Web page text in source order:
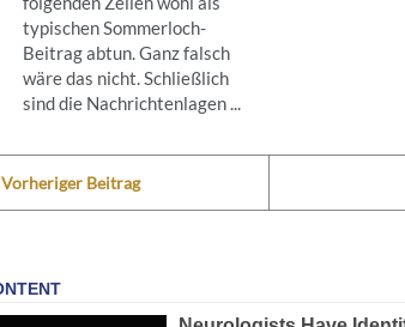
typischen Sommerloch-
Beitrag abtun. Ganz falsch
wäre das nicht. Schließlich
sind die Nachrichtenlagen ...
Vorheriger Beitrag